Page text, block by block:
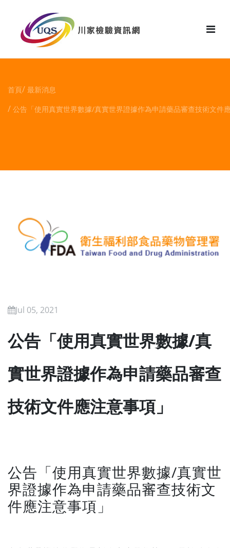
首頁 最新消息
公告「使用真實世界數據/真實世界證據作為申請藥品審查技術文件
Jul 05, 2021
公告「使用真實世界數據/真
實世界證據作為申請藥品審查
技術文件應注意事項」
公告「使用真實世界數據/真實世
界證據作為申請藥品審查技術文
件應注意事項」